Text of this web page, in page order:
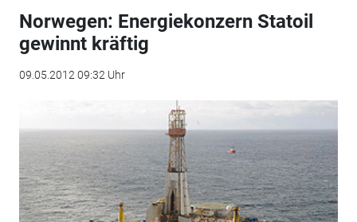
Norwegen: Energiekonzern Statoil
gewinnt kräftig
09.05.2012 09:32 Uhr